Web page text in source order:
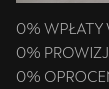
0% WPŁATY
0%
0%